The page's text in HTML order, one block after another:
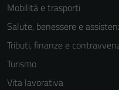
Mobilità e trasporti
Salute, benessere e
Tributi, finanze e
Turismo
Vita lavorativa